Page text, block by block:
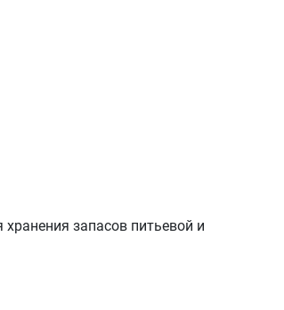
запасов питьевой и